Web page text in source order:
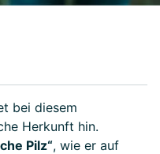
bei diesem
Herkunft hin.
Pilz“, wie er auf